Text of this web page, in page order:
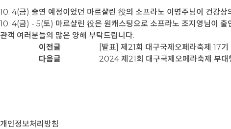
10. 4(금) 출연 예정이었던 마르샬린 役의 소프라노 이명주님이 건강
10. 4(금) - 5(토) 마르샬린 役은 원캐스팅으로 소프라노 조지영님이 출
관객 여러분들의 많은 양해 부탁드립니다.
이전글
[발표] 제21회 대구국제오페라축제 17
다음글
2024 제21회 대구국제오페라축제 부
개인정보처리방침